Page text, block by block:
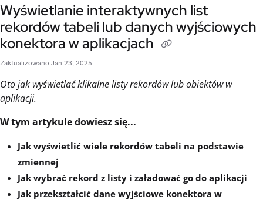
Wyświetlanie interaktywnych list
rekordów tabeli lub danych wyjściowych
konektora w aplikacjach
Zaktualizowano Jan 23, 2025
Oto jak wyświetlać klikalne listy rekordów lub obiektów w
aplikacji.
W tym artykule dowiesz się...
Jak wyświetlić wiele rekordów tabeli na podstawie
zmiennej
Jak wybrać rekord z listy i załadować go do aplikacji
Jak przekształcić dane wyjściowe konektora w